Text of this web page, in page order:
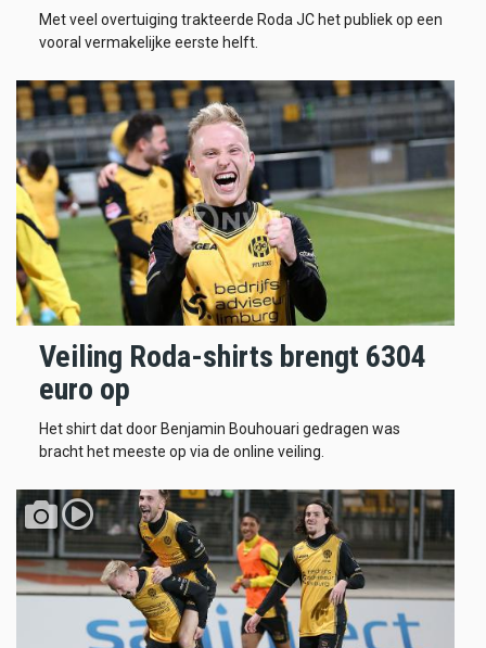
Met veel overtuiging trakteerde Roda JC het publiek op een
vooral vermakelijke eerste helft.
Veiling Roda-shirts brengt 6304
euro op
Het shirt dat door Benjamin Bouhouari gedragen was
bracht het meeste op via de online veiling.